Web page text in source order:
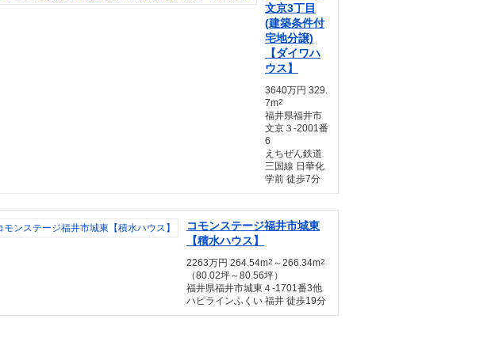
文京3丁目
(建築条件付
宅地分譲)
【ダイワハ
ウス】
3640万円 329.
7m2
福井県福井市
文京３-2001番
6
えちぜん鉄道
三国線 日華化
学前 徒歩7分
コモンステージ福井市城東
【積水ハウス】
2263万円 264.54m2 ～266.34m2
（80.02坪～80.56坪）
福井県福井市城東４-1701番3他
ハピラインふくい 福井 徒歩19分